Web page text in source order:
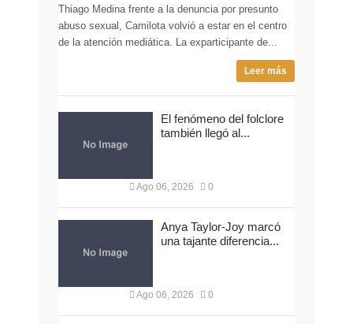
Thiago Medina frente a la denuncia por presunto
abuso sexual, Camilota volvió a estar en el centro
de la atención mediática. La exparticipante de...
Leer más
El fenómeno del folclore
también llegó al...
Ago 06, 2026 0
Anya Taylor-Joy marcó
una tajante diferencia...
Ago 06, 2026 0